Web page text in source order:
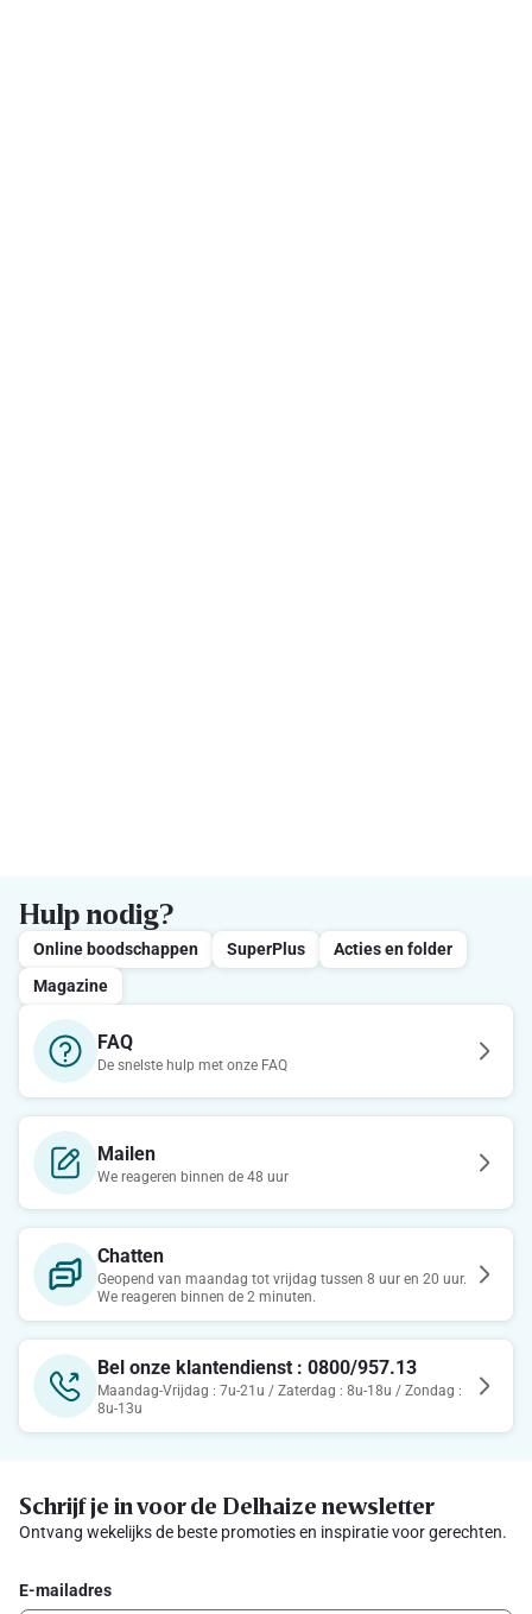
Hulp nodig?
Online boodschappen SuperPlus
Acties en folder
Magazine
FAQ
De snelste hulp met onze FAQ
Mailen
We reageren binnen de 48 uur
Chatten
Geopend van maandag tot vrijdag tussen 8 uur en 20 uur.
We reageren binnen de 2 minuten.
Bel onze klantendienst : 0800/957.13
Maandag-Vrijdag : 7u-21u / Zaterdag : 8u-18u / Zondag :
8u-13u
Schrijf je in voor de Delhaize newsletter
Ontvang wekelijks de beste promoties en inspiratie voor gerechten.
E-mailadres